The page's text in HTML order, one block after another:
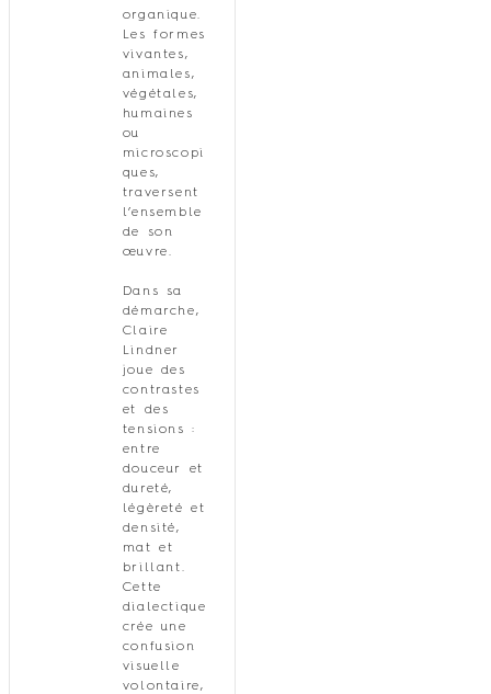
organique.
Les formes
vivantes,
animales,
végétales,
humaines
ou
microscopi
ques,
traversent
l’ensemble
de son
œuvre.
Dans sa
démarche,
Claire
Lindner
joue des
contrastes
et des
tensions :
entre
douceur et
dureté,
légèreté et
densité,
mat et
brillant.
Cette
dialectique
crée une
confusion
visuelle
volontaire,